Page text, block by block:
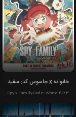
خانواده x جاسوس کد: سفید
Spy x Family Code: White 2023